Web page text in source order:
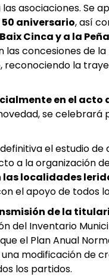
asociaciones. Se
50 aniversario, así
Cinca y a la
concesiones de la
reconociendo la
en el acto
se celebrará
el estudio de
a la organización
localidades
el apoyo de todos
de la
del Inventario
el Plan Anual
modificación de
los partidos.